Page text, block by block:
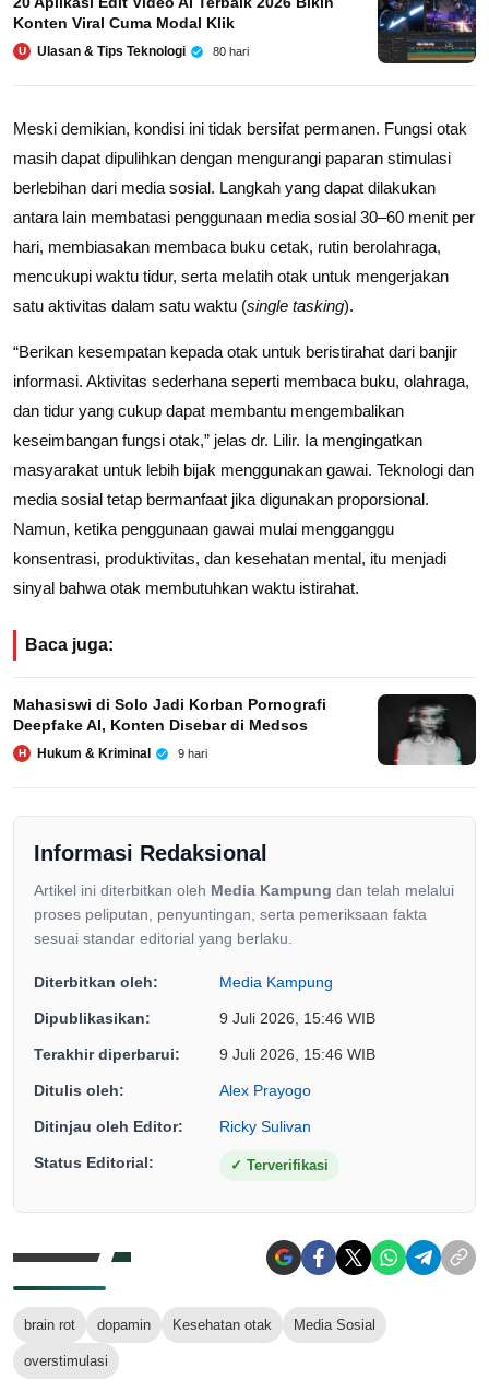
Konten Viral Cuma Modal Klik
U Ulasan & Tips Teknologi 80 hari
Meski demikian, kondisi ini tidak bersifat permanen. Fungsi otak
masih dapat dipulihkan dengan mengurangi paparan stimulasi
berlebihan dari media sosial. Langkah yang dapat dilakukan
antara lain membatasi penggunaan media sosial 30–60 menit per
hari, membiasakan membaca buku cetak, rutin berolahraga,
mencukupi waktu tidur, serta melatih otak untuk mengerjakan
satu aktivitas dalam satu waktu (single tasking).
“Berikan kesempatan kepada otak untuk beristirahat dari banjir
informasi. Aktivitas sederhana seperti membaca buku, olahraga,
dan tidur yang cukup dapat membantu mengembalikan
keseimbangan fungsi otak,” jelas dr. Lilir. Ia mengingatkan
masyarakat untuk lebih bijak menggunakan gawai. Teknologi dan
media sosial tetap bermanfaat jika digunakan proporsional.
Namun, ketika penggunaan gawai mulai mengganggu
konsentrasi, produktivitas, dan kesehatan mental, itu menjadi
sinyal bahwa otak membutuhkan waktu istirahat.
Baca juga:
Mahasiswi di Solo Jadi Korban Pornografi
Deepfake AI, Konten Disebar di Medsos
H Hukum & Kriminal 9 hari
Informasi Redaksional
Artikel ini diterbitkan oleh Media Kampung dan telah melalui
proses peliputan, penyuntingan, serta pemeriksaan fakta
sesuai standar editorial yang berlaku.
Diterbitkan oleh: Media Kampung
Dipublikasikan: 9 Juli 2026, 15:46 WIB
Terakhir diperbarui: 9 Juli 2026, 15:46 WIB
Ditulis oleh: Alex Prayogo
Ditinjau oleh Editor: Ricky Sulivan
Status Editorial: ✓ Terverifikasi
brain rot dopamin Kesehatan otak Media Sosial
overstimulasi